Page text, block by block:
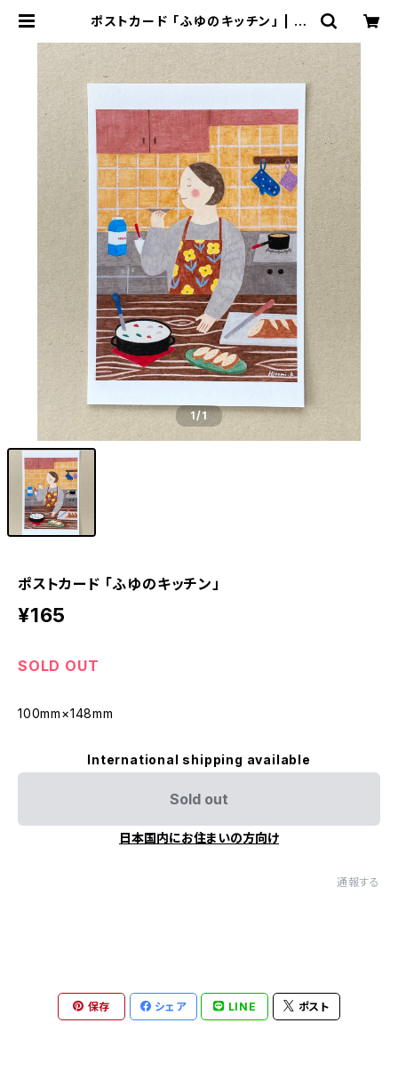
ポストカード 「ふゆのキッチン」 | 絵
1/1
ポストカード 「ふゆのキッチン」
¥165
SOLD OUT
100mm×148mm
International shipping available
Sold out
日本国内にお住まいの方向け
通報する
保存 シェア LINE ポスト